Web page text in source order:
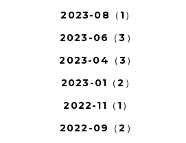
2023-08（1）
2023-06（3）
2023-04（3）
2023-01（2）
2022-11（1）
2022-09（2）